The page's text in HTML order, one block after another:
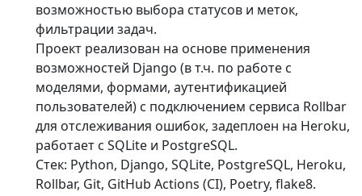
возможностью выбора статусов и меток,
фильтрации задач.
Проект реализован на основе применения
возможностей Django (в т.ч. по работе с
моделями, формами, аутентификацией
пользователей) с подключением сервиса Rollbar
для отслеживания ошибок, задеплоен на Heroku,
работает с SQLite и PostgreSQL.
Стек: Python, Django, SQLite, PostgreSQL, Heroku,
Rollbar, Git, GitHub Actions (CI), Poetry, flake8.